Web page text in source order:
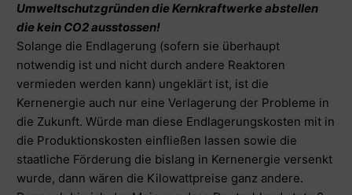
Umweltschutzgründen die Kernkraftwerke abstellen
die kein CO2 ausstossen!
Solange die Endlagerung (sofern sie überhaupt
notwendig ist und nicht durch andere Reaktoren
vermieden werden kann) ungeklärt ist, ist die
Kernenergie auch nur eine Verlagerung der Probleme in
die Zukunft. Würde man diese Endlagerungskosten mit in
die Produktionskosten einfließen lassen sowie die
staatliche Förderung die bislang in Kernenergie versenkt
wurde, dann wären die Kilowattpreise ganz andere.